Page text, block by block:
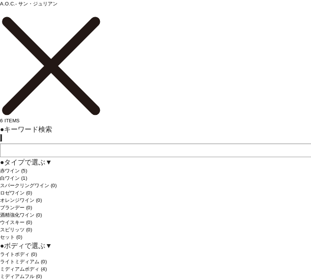
A.O.C.- サン・ジュリアン
6 ITEMS
●キーワード検索
●タイプで選ぶ ▼
赤ワイン (5)
白ワイン (1)
スパークリングワイン (0)
ロゼワイン (0)
オレンジワイン (0)
ブランデー (0)
酒精強化ワイン (0)
ウイスキー (0)
スピリッツ (0)
セット (0)
●ボディで選ぶ ▼
ライトボディ (0)
ライトミディアム (0)
ミディアムボディ (4)
ミディアムフル (0)